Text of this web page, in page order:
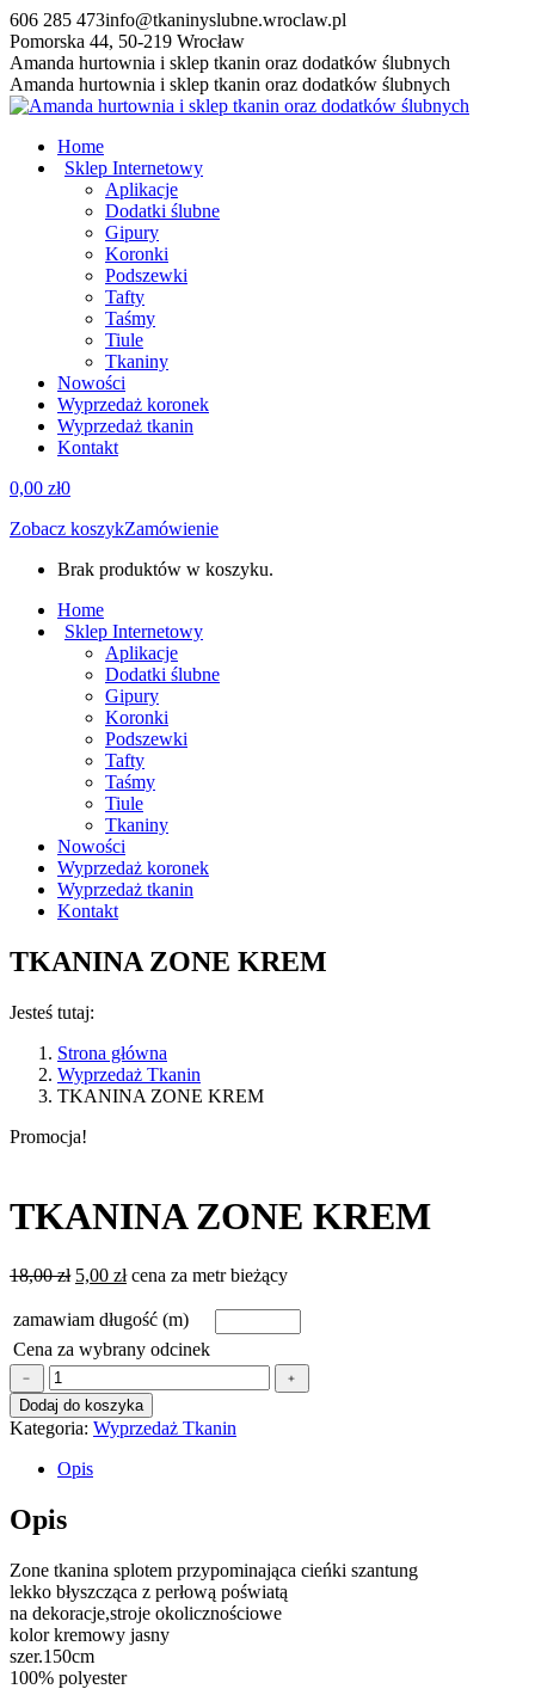
Przewiń
do
zawartości
606 285 473info@tkaninyslubne.wroclaw.pl
Pomorska 44, 50-219 Wrocław
Facebook
page
opens
new
window
Amanda hurtownia i sklep tkanin oraz dodatków ślubnych
Amanda hurtownia i sklep tkanin oraz dodatków ślubnych
Home
Sklep Internetowy
Aplikacje
Dodatki ślubne
Gipury
Koronki
Podszewki
Tafty
Taśmy
Tiule
Tkaniny
Nowości
Wyprzedaż koronek
Wyprzedaż tkanin
Kontakt
0,00 zł0
Zobacz koszykZamówienie
Brak produktów w koszyku.
Home
Sklep Internetowy
Aplikacje
Dodatki ślubne
Gipury
Koronki
Podszewki
Tafty
Taśmy
Tiule
Tkaniny
Nowości
Wyprzedaż koronek
Wyprzedaż tkanin
Kontakt
TKANINA ZONE KREM
Jesteś tutaj:
Strona główna
Wyprzedaż Tkanin
TKANINA ZONE KREM
Promocja!
TKANINA ZONE KREM
18,00zł Pierwotna
wynosiła:
18,00 zł.
5,00 złAktualna
wynosi:
5,00 zł.
cena za metr bieżący
zamawiam długość (m)
Cena za wybrany odcinek
ilość
TKANINA
ZONE
KREM
﹣
﹢
Dodaj do koszyka
Kategoria: Wyprzedaż Tkanin
Opis
Opis
Zone tkanina splotem przypominająca cieńki szantung
lekko błyszcząca z perłową poświatą
na dekoracje,stroje okolicznościowe
kolor kremowy jasny
szer.150cm
100% polyester